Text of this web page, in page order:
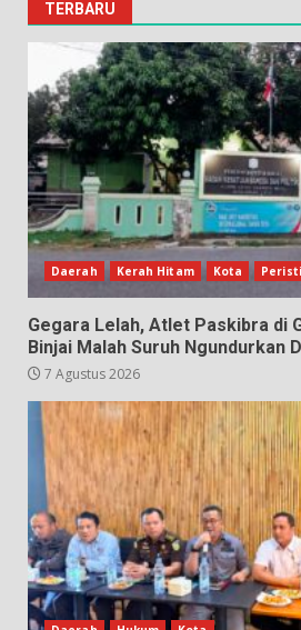
TERBARU
Daerah Kerah Hitam Kota
Gegara Lelah, Atlet Paskibra di
Binjai Malah Suruh Ngundurkan
7 Agustus 2026